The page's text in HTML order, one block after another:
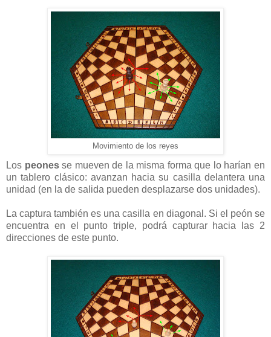
Movimiento de los reyes
Los peonesse mueven de la misma forma que lo harían en
un tablero clásico: avanzan hacia su casilla delantera una
unidad (en la de salida pueden desplazarse dos unidades).
La captura también es una casilla en diagonal. Si el peón se
encuentra en el punto triple, podrá capturar hacia las 2
direcciones de este punto.